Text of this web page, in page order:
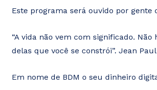
Este programa será ouvido por gente
“A vida não vem com significado.
delas que você se constrói”. Jean
Em nome de BDM o seu dinheiro